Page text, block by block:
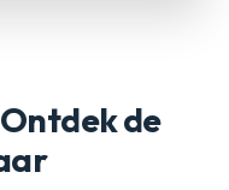
de